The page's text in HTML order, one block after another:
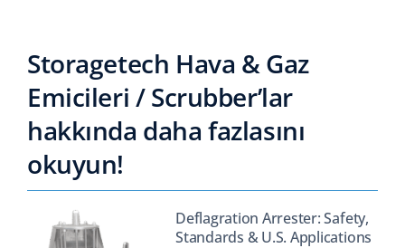
Storagetech Hava & Gaz
Emicileri / Scrubber’lar
hakkında daha fazlasını
okuyun!
Deflagration Arrester: Safety,
Standards & U.S. Applications